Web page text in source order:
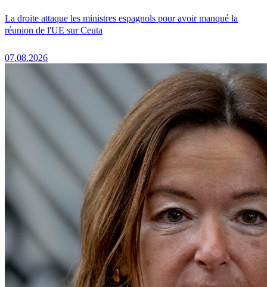
La droite attaque les ministres espagnols pour avoir manqué la
réunion de l'UE sur Ceuta
07.08.2026